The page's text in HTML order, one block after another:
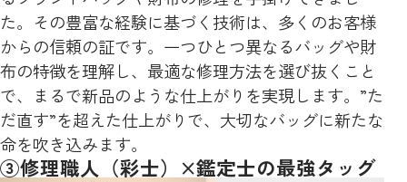
た。その豊富な経験に基づく技術は、多くのお客様
からの信頼の証です。一つひとつ異なるバッグや財
布の特徴を理解し、最適な修理方法を選び抜くこと
で、まるで新品のような仕上がりを実現します。”た
だ直す”を超えた仕上がりで、大切なバッグに新たな
命を吹き込みます。
③修理職人（彩士）×鑑定士の最強タッグ